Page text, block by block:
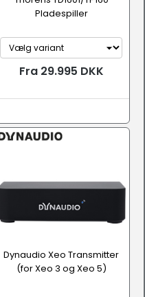
Pladespiller
Fra 29.995 DKK
Dynaudio Xeo Transmitter
(for Xeo 3 og Xeo 5)